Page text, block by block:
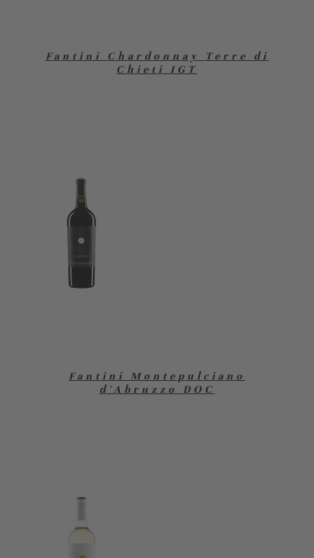
Fantini Chardonnay Terre di
Chieti IGT
Fantini Montepulciano
d'Abruzzo DOC